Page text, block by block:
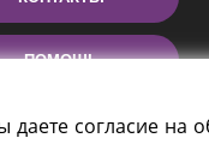
ПОМОЩЬ
согласие на